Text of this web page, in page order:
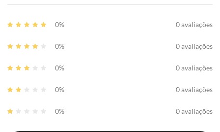
0% 0 avaliações
0% 0 avaliações
0% 0 avaliações
0% 0 avaliações
0% 0 avaliações